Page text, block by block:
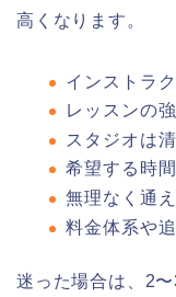
高くなります。
インストラ
レッスンの
スタジオは
希望する時
無理なく通
料金体系や
迷った場合は、2